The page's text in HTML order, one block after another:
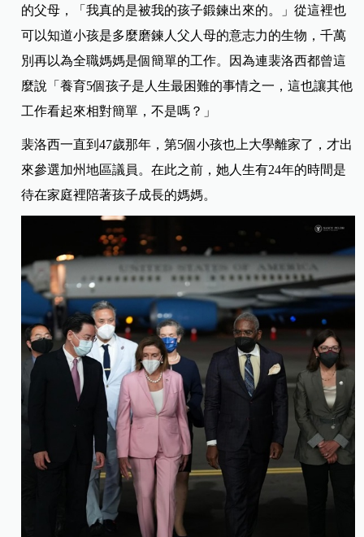
的父母，「我真的是被我的孩子鍛鍊出來的。」從這裡也
可以知道小孩是多麼磨鍊人父人母的意志力的生物，千萬
別再以為全職媽媽是個簡單的工作。因為連裴洛西都曾這
麼說「養育5個孩子是人生最困難的事情之一，這也讓其他
工作看起來相對簡單，不是嗎？」
裴洛西一直到47歲那年，第5個小孩也上大學離家了，才出
來參選加州地區議員。在此之前，她人生有24年的時間是
待在家庭裡陪著孩子成長的媽媽。